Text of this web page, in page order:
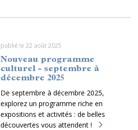
publié le 22 août 2025
Nouveau programme
culturel - septembre à
décembre 2025
De septembre à décembre 2025,
explorez un programme riche en
expositions et activités : de belles
découvertes vous attendent !